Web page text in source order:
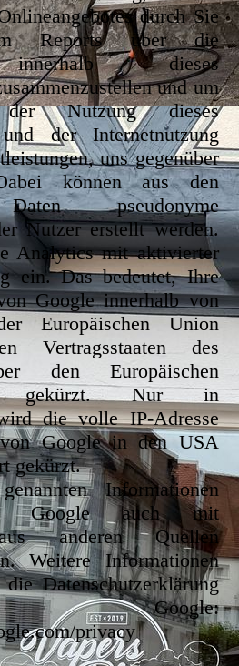
durch Sie
Reports über die
dieses
und um
Nutzung dieses
und der Internetnutzung
uns gegenüber
können aus den
pseudonyme
Nutzer erstellt werden.
Analytics mit aktivierter
ein. Das bedeutet, Ihre
Google innerhalb von
Europäischen Union
Vertragsstaaten des
den Europäischen
gekürzt. Nur in
die volle IP-Adresse
Google in den USA
gekürzt.
Informationen
Google auch mit
anderen Quellen
Weitere Informationen
Datenschutzerklärung
privacy